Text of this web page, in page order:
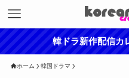
韓ドラ新作配信カ
ホーム 韓国ドラマ